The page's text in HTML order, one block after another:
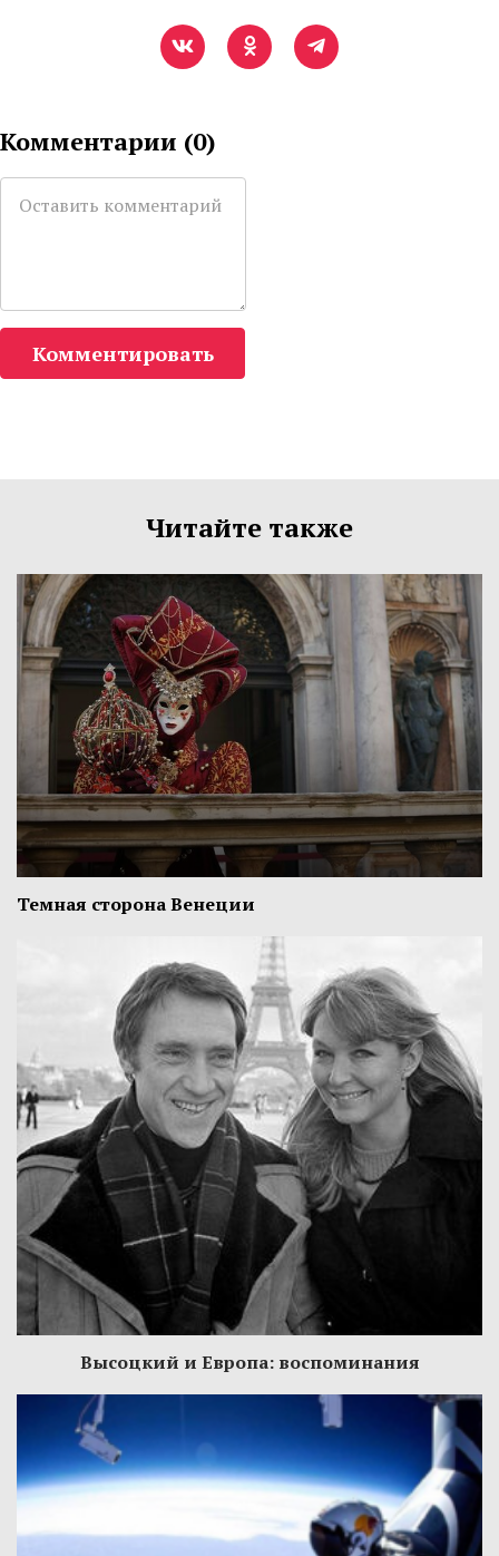
Комментарии (0)
Комментировать
Читайте также
Темная сторона Венеции
Высоцкий и Европа: воспоминания